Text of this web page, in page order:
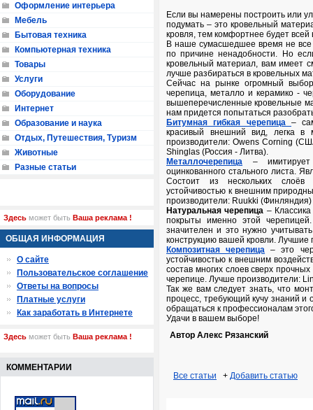
Если вы намерены построить или
подумать – это кровельный
кровля, тем комфортнее будет
В наше сумасшедшее время не все
по причине ненадобности. Но
кровельный материал, вам имеет
лучше разбираться в кровельных
Сейчас на рынке огромный
черепица, металло и керамико -
вышеперечисленные кровельные
нам придется попытаться
Битумная гибкая черепица –
красивый внешний вид, легка в
производители: Owens Corning
Shinglas (Россия - Литва).
Металлочерепица
–
оцинкованного стального листа.
Состоит из нескольких
устойчивостью к внешним
производители: Ruukki
Натуральная черепица –
покрыты именно этой
значителен и это нужно
конструкцию вашей кровли. Лучшие
Композитная черепица – это
устойчивостью к внешним
состав многих слоев сверх
черепице. Лучше производители:
Так же вам следует знать, что
процесс, требующий кучу знаний
обращаться к профессионалам
Удачи в вашем выборе!
Автор Алекс Рязанский
Все статьи + Добавить статью
Оформление интерьера
Мебель
Бытовая техника
Компьютерная техника
Товары
Услуги
Оборудование
Интернет
Образование и наука
Отдых, Путешествия, Туризм
Животные
Разные статьи
Здесь может быть Ваша реклама !
ОБЩАЯ ИНФОРМАЦИЯ
О сайте
Пользовательское соглашение
Ответы на вопросы
Платные услуги
Как заработать в Интернете
Здесь может быть Ваша реклама !
КОММЕНТАРИИ